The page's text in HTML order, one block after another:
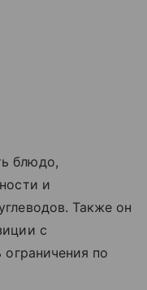
блюдо,
и
Также он
с
ограничения по